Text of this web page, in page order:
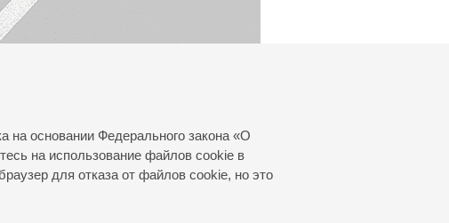
на основании Федерального закона «О
на использование файлов cookie в
для отказа от файлов cookie, но это